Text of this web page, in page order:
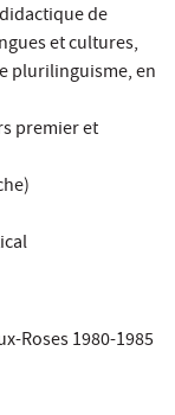
de
et cultures,
plurilinguisme, en
premier et
Roses 1980-1985